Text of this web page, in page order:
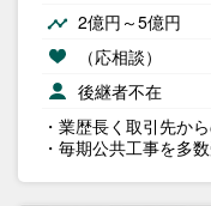
2億円～5億円
（応相談）
後継者不在
・業歴長く取引先か
・毎期公共工事を多